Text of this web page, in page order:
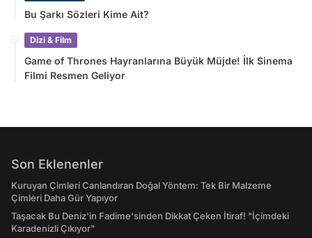
Bu Şarkı Sözleri Kime Ait?
Dizi & Film
Game of Thrones Hayranlarına Büyük Müjde! İlk Sinema
Filmi Resmen Geliyor
Son Eklenenler
Kuruyan Çimleri Canlandıran Doğal Yöntem: Tek Bir Malzeme
Çimleri Daha Gür Yapıyor
Taşacak Bu Deniz'in Fadime'sinden Dikkat Çeken İtiraf! "İçimdeki
Karadenizli Çıkıyor"